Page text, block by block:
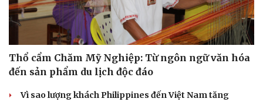
Thổ cẩm Chăm Mỹ Nghiệp: Từ ngôn ngữ văn hóa
đến sản phẩm du lịch độc đáo
Vì sao lượng khách Philippines đến Việt Nam tăng